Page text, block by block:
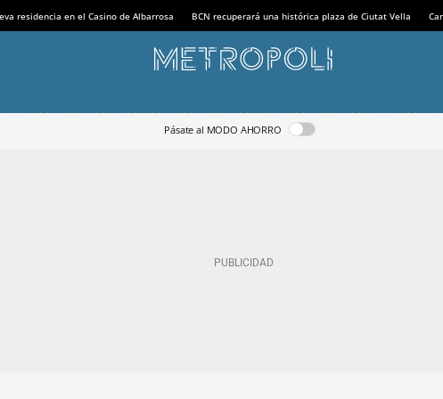
residencia en el Casino de Albarrosa BCN recuperará una histórica plaza de Ciutat Vella
Pásate al MODO AHORRO